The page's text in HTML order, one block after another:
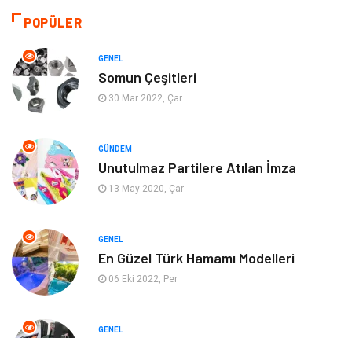
Giyim
Eğitim & Kariyer
Alışveriş
Organizasyon Mobilya
Tatil Finans & Ekonomi
Turizm
POPÜLER
GENEL
Somun Çeşitleri
30 Mar 2022, Çar
GÜNDEM
Unutulmaz Partilere Atılan İmza
13 May 2020, Çar
GENEL
En Güzel Türk Hamamı Modelleri
06 Eki 2022, Per
GENEL